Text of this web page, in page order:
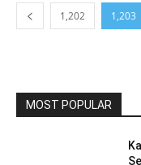
1,202 1,203
MOST POPULAR